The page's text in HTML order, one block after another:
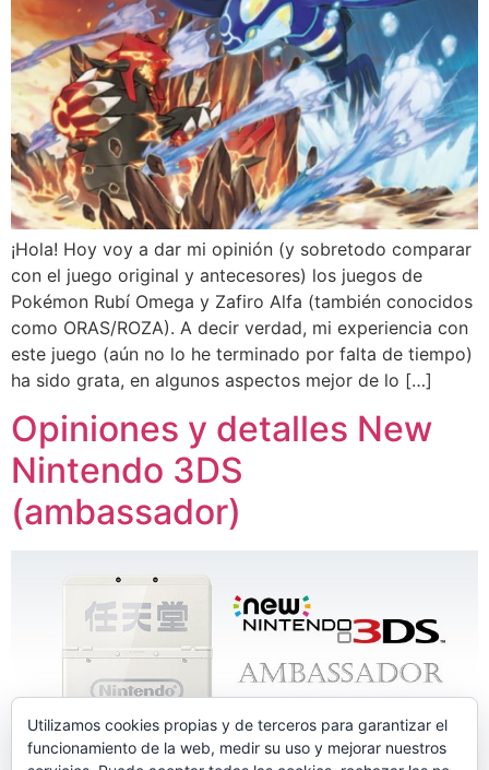
¡Hola! Hoy voy a dar mi opinión (y sobretodo comparar
con el juego original y antecesores) los juegos de
Pokémon Rubí Omega y Zafiro Alfa (también conocidos
como ORAS/ROZA). A decir verdad, mi experiencia con
este juego (aún no lo he terminado por falta de tiempo)
ha sido grata, en algunos aspectos mejor de lo […]
Opiniones y detalles New
Nintendo 3DS
(ambassador)
Utilizamos cookies propias y de terceros para garantizar el
funcionamiento de la web, medir su uso y mejorar nuestros